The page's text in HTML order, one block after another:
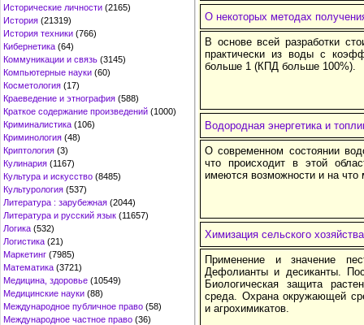
Исторические личности (2165)
История (21319)
История техники (766)
Кибернетика (64)
Коммуникации и связь (3145)
Компьютерные науки (60)
Косметология (17)
Краеведение и этнография (588)
Краткое содержание произведений (1000)
Криминалистика (106)
Криминология (48)
Криптология (3)
Кулинария (1167)
Культура и искусство (8485)
Культурология (537)
Литература : зарубежная (2044)
Литература и русский язык (11657)
Логика (532)
Логистика (21)
Маркетинг (7985)
Математика (3721)
Медицина, здоровье (10549)
Медицинские науки (88)
Международное публичное право (58)
Международное частное право (36)
О некоторых методах
В основе всей разработки
практически из воды с
больше 1 (КПД больше 100%).
Водородная энергетика и
О современном состоянии
что происходит в этой
имеются возможности и на
Химизация сельского хозяйства
Применение и значение
Дефолианты и десиканты.
Биологическая защита
среда. Охрана окружающей
и агрохимикатов.